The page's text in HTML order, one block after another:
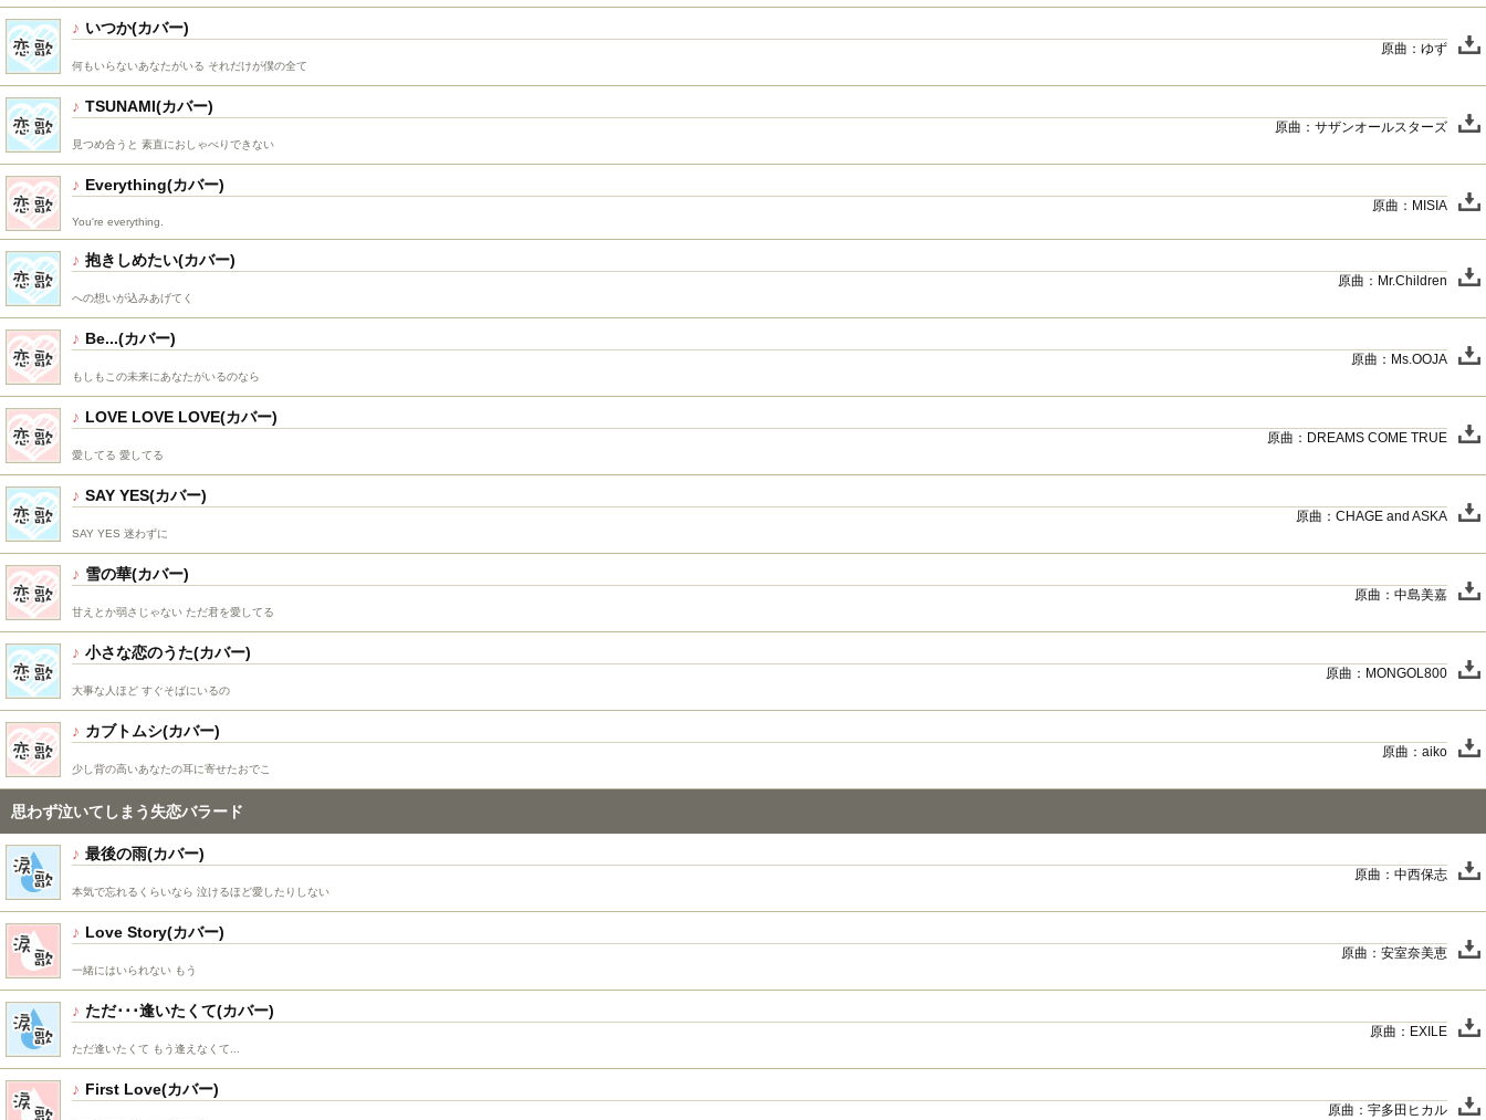
いつか
原曲：ゆず
何もいらないあなたがいる それだけが僕の全て
TSUNAMI
原曲：サザンオールスターズ
見つめ合うと 素直におしゃべりできない
Everything
原曲：MISIA
You're everything.
抱きしめたい
原曲：Mr.Children
への想いが込みあげてく
Be...
原曲：Ms.OOJA
もしもこの未来にあなたがいるのなら
LOVE LOVE LOVE
原曲：DREAMS COME TRUE
愛してる 愛してる
SAY YES
原曲：CHAGE and ASKA
SAY YES 迷わずに
雪の華
原曲：中島美嘉
甘えとか弱さじゃない ただ君を愛してる
小さな恋のうた
原曲：MONGOL800
大事な人ほど すぐそばにいるの
カブトムシ
原曲：aiko
少し背の高いあなたの耳に寄せたおでこ
思わず泣いてしまう失恋バラード
最後の雨
原曲：中西保志
本気で忘れるくらいなら 泣けるほど愛したりしない
Love Story
原曲：安室奈美恵
一緒にはいられない もう
ただ･･･逢いたくて
原曲：EXILE
ただ逢いたくて もう逢えなくて...
First Love
原曲：宇多田ヒカル